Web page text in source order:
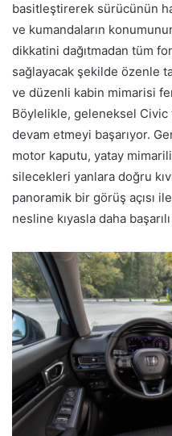
basitleştirerek sürücünün
ve kumandaların
dikkatini dağıtmadan tüm
sağlayacak şekilde özenle
ve düzenli kabin mimarisi
Böylelikle, geleneksel Civic
devam etmeyi başarıyor.
motor kaputu, yatay
silecekleri yanlara doğru
panoramik bir görüş açısı
nesline kıyasla daha